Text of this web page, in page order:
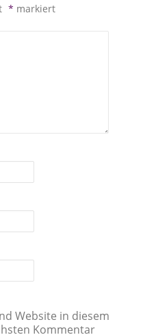
* markiert
Website in diesem
Kommentar